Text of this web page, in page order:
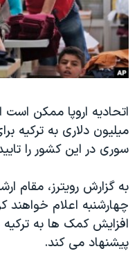
فرهنگ و زندگی
حقوق شهروندی
اقتصادی
اسرائیل در جنگ
گالری عکس
مستندها
انتخابات ریاست جمهوری
حمله جمهوری اسلامی به
ورزش زنان در ایران
اعتراضات زن، زندگی،
تریبونال مردمی آبان ۹۸
دادگاه حمید نوری
چهل سال گروگان‌گیری
دنبال کنید
زبانهای مختلف
میلیون دلاری به ترکیه
سوری در این کشور را
به گزارش رویترز، مقام
چهارشنبه اعلام خواهند
افزایش کمک ها به ترکیه
پیشنهاد می کند.